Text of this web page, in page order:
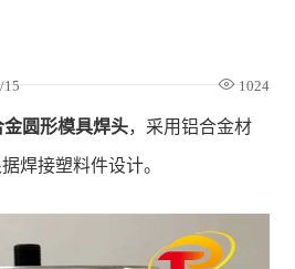
15 1024
金圆形模具焊头，采用铝合金材
焊接塑料件设计。